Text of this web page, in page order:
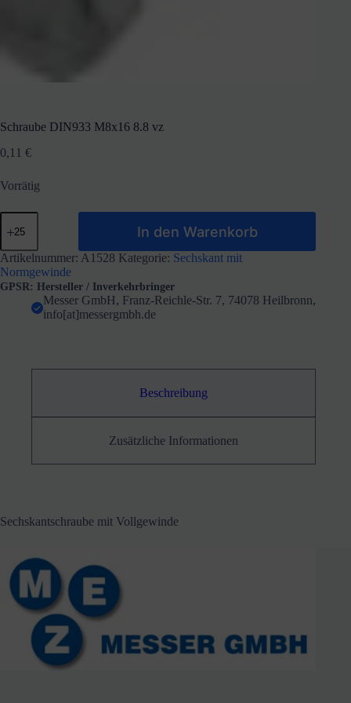
Schraube DIN933 M8x16 8.8 vz
0,11 €
Vorrätig
Schraube
DIN933
8.8
vz
Menge
In den Warenkorb
Artikelnummer: A1528 Kategorie: Sechskant mit
Normgewinde
GPSR: Hersteller / Inverkehrbringer
Messer GmbH, Franz-Reichle-Str. 7, 74078 Heilbronn,
info[at]messergmbh.de
Beschreibung
Zusätzliche Informationen
Sechskantschraube mit Vollgewinde